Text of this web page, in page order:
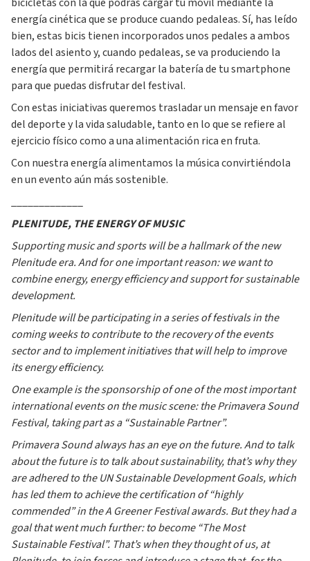
energía cinética que se produce cuando pedaleas. Sí, has leído
bien, estas bicis tienen incorporados unos pedales a ambos
lados del asiento y, cuando pedaleas, se va produciendo la
energía que permitirá recargar la batería de tu smartphone
para que puedas disfrutar del festival.
Con estas iniciativas queremos trasladar un mensaje en favor
del deporte y la vida saludable, tanto en lo que se refiere al
ejercicio físico como a una alimentación rica en fruta.
Con nuestra energía alimentamos la música convirtiéndola
en un evento aún más sostenible.
PLENITUDE, THE ENERGY OF MUSIC
Supporting music and sports will be a hallmark of the new
Plenitude era. And for one important reason: we want to
combine energy, energy efficiency and support for sustainable
development.
Plenitude will be participating in a series of festivals in the
coming weeks to contribute to the recovery of the events
sector and to implement initiatives that will help to improve
its energy efficiency.
One example is the sponsorship of one of the most important
international events on the music scene: the Primavera Sound
Festival, taking part as a “Sustainable Partner”.
Primavera Sound always has an eye on the future. And to talk
about the future is to talk about sustainability, that’s why they
are adhered to the UN Sustainable Development Goals, which
has led them to achieve the certification of “highly
commended” in the A Greener Festival awards. But they had a
goal that went much further: to become “The Most
Sustainable Festival”. That’s when they thought of us, at